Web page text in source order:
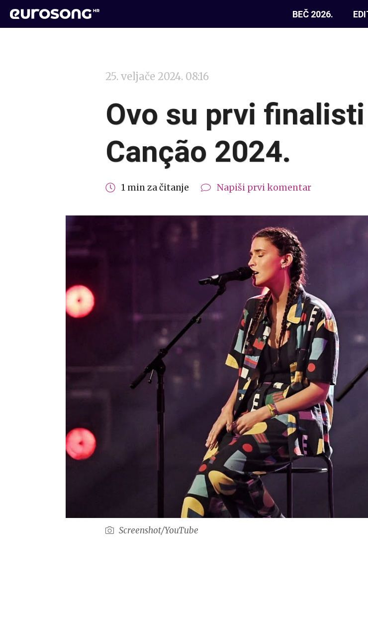
BEČ 2026.
25. veljače 2024. 08:16
Ovo su prvi
Canção 2024.
1 min za čitanje Napiši prvi komentar
Screenshot/YouTube